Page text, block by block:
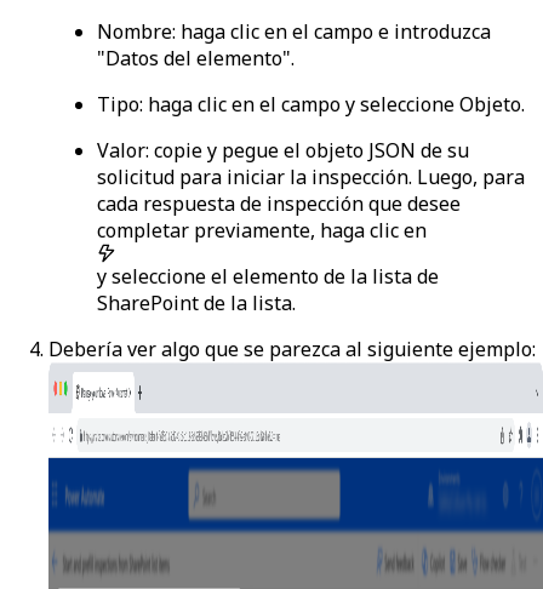
Nombre: haga clic en el campo e introduzca
"Datos del elemento".
Tipo: haga clic en el campo y seleccioneObjeto.
Valor: copie y pegue el objeto JSON de su
solicitud para iniciar la inspección. Luego, para
cada respuesta de inspección que desee
completar previamente, haga clic en
y seleccione el elemento de la lista de
SharePoint de la lista.
Debería ver algo que se parezca al siguiente ejemplo: